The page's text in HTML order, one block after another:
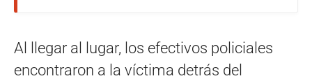
Al llegar al lugar, los efectivos policiales
encontraron a la víctima detrás del